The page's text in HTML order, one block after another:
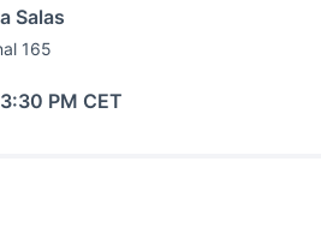
Salas
165
PM CET